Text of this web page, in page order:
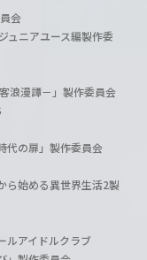
会
ュニアユース編製作委
浪漫譚－」製作委員会
代の扉」製作委員会
ら始める異世界生活2製
ルアイドルクラブ